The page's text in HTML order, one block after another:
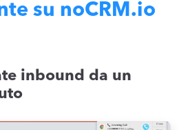
su noCRM.io
inbound da un